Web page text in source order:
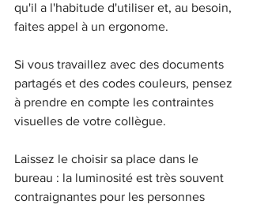
qu'il a l'habitude d'utiliser et, au besoin,
faites appel à un ergonome.
Si vous travaillez avec des documents
partagés et des codes couleurs, pensez
à prendre en compte les contraintes
visuelles de votre collègue.
Laissez le choisir sa place dans le
bureau : la luminosité est très souvent
contraignantes pour les personnes